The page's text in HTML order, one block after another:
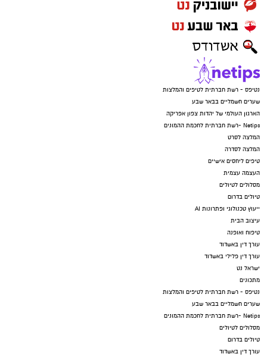
נטיפס - רשת חברתית לטיפים והמלצות
שערים חשמליים בבאר שבע
הארגון העולמי של יהדות צפון אפריקה
Netips -רשת חברתית לחכמת ההמונים
המלצה לסרט
המלצה לסדרה
טיפים ליחסים אישיים
העצמה עצמית
מסלולים לטיולים
טיולים בדרום
ייעוץ טכנולוגי ופתרונות AI
עיצוב הבית
טיפוח ואופנה
עורך דין באשדוד
עורך דין פלילי באשדוד
ישראל נט
מתכונים
נטיפס - רשת חברתית לטיפים והמלצות
שערים חשמליים בבאר שבע
Netips -רשת חברתית לחכמת ההמונים
מסלולים לטיולים
טיולים בדרום
עורך דין באשדוד